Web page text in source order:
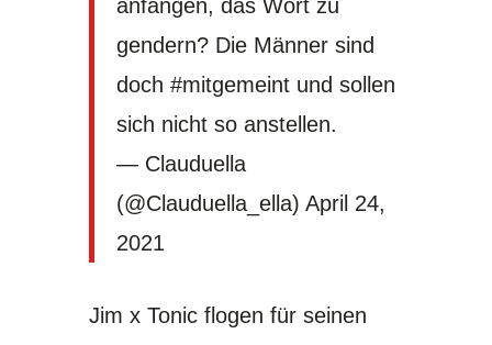
anfangen, das Wort zu
gendern? Die Männer sind
doch #mitgemeintund sollen
sich nicht so anstellen.
— Clauduella
(@Clauduella_ella) April 24,
2021
Jim x Tonic flogen für seinen